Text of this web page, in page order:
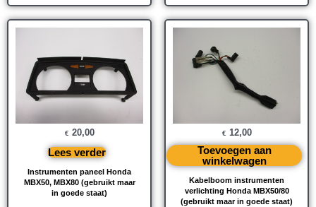
Instrumenten paneel Honda
MBX50, MBX80 (gebruikt maar
in goede staat)
€ 20,00
Lees verder
Kabelboom instrumenten
verlichting Honda MBX50/80
(gebruikt maar in goede staat)
€ 12,00
Toevoegen aan
winkelwagen